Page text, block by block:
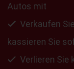
Autos mit
Verkaufen
kassieren Sie
Verlieren Sie